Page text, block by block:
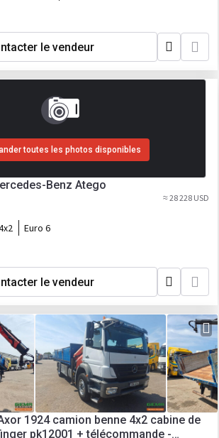
le vendeur
toutes les photos disponibles
Benz Atego
≈ 28 228 USD
Euro 6
le vendeur
1924 camion benne 4x2 cabine de
pk12001 + télécommande -